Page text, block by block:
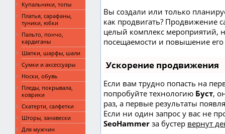
Купальники, топы
Платья, сарафаны,
туники, юбки
Пальто, пончо,
кардиганы
Шапки, шарфы, шали
Сумки и аксессуары
Носки, обувь
Пледы, покрывала,
коврики
Скатерти, салфетки
Шторы, занавески
Для мужчин
Вы создали или только
как продвигать? Продвижение
целый комплекс мероприятий,
посещаемости и повышение
Ускорение продвижения
Если вам трудно попасть на
попробуйте технологию Буст,
раз, а первые результаты
Если ни один запрос у вас не
SeoHammer за бустер вернут